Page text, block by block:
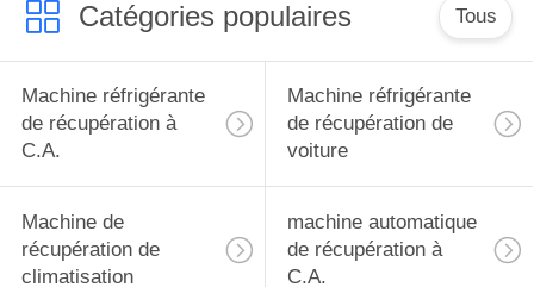
Catégories populaires Tous
Machine réfrigérante
de récupération à
C.A.
Machine réfrigérante
de récupération de
voiture
Machine de
récupération de
climatisation
machine automatique
de récupération à
C.A.